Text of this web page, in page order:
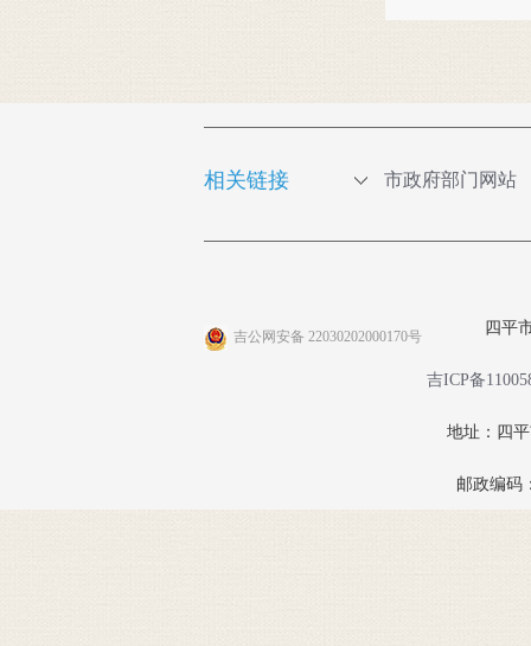
相关链接 市政府部门网站
吉公网安备 22030202000170号 四平
吉ICP备
地址：四
邮政编码